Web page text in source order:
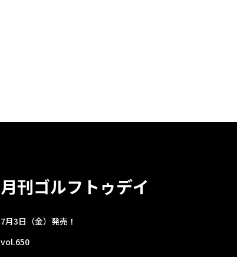
月刊ゴルフトゥデイ
7月3日（金）発売！
vol.650